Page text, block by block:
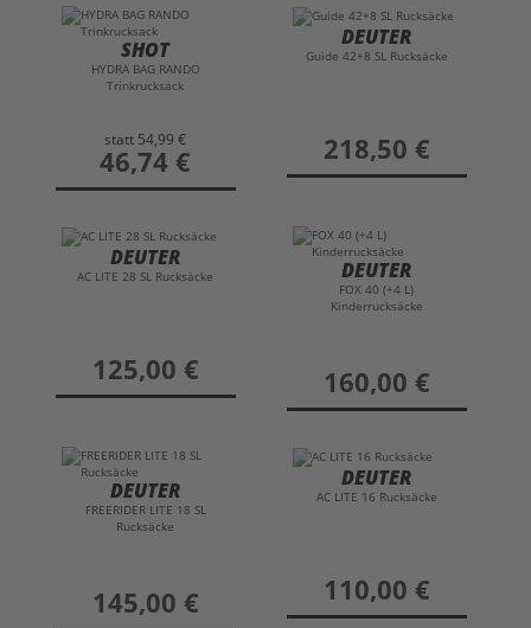
SHOT
HYDRA BAG RANDO
Trinkrucksack
statt 54,99 €
preis
46,74 €
DEUTER
Guide 42+8 SL Rucksäcke
preis
218,50 €
DEUTER
AC LITE 28 SL Rucksäcke
preis
125,00 €
DEUTER
FOX 40 (+4 L)
Kinderrucksäcke
preis
160,00 €
DEUTER
FREERIDER LITE 18 SL
Rucksäcke
preis
145,00 €
DEUTER
AC LITE 16 Rucksäcke
preis
110,00 €